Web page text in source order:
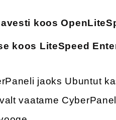
koos
koos LiteSpeed
jaoks Ubuntut
vaatame